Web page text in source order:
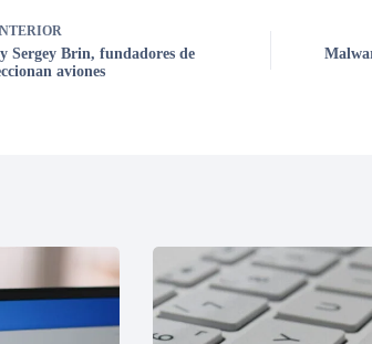
Sergey Brin, fundadores de
aviones